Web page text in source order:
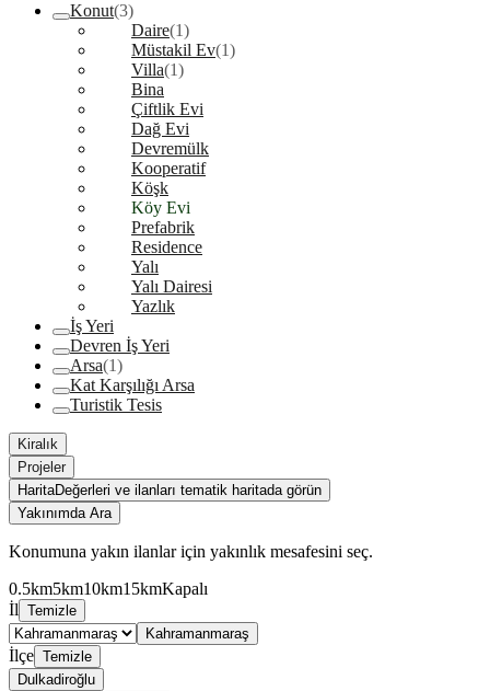
Konut(3)
Daire(1)
Müstakil Ev(1)
Villa(1)
Bina
Çiftlik Evi
Dağ Evi
Devremülk
Kooperatif
Köşk
Köy Evi
Prefabrik
Residence
Yalı
Yalı Dairesi
Yazlık
İş Yeri
Devren İş Yeri
Arsa(1)
Kat Karşılığı Arsa
Turistik Tesis
Kiralık
Projeler
HaritaDeğerleri ve ilanları tematik haritada görün
Yakınımda Ara
Konumuna yakın ilanlar için yakınlık mesafesini seç.
0.5km5km10km15kmKapalı
İl Temizle
Kahramanmaraş
İlçe Temizle
Dulkadiroğlu